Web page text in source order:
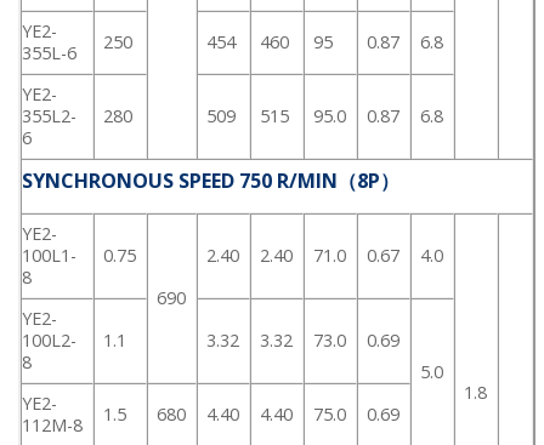
YE2-
355L-6
250 454 460 95 0.87 6.8
YE2-
355L2-
6
280 509 515 95.0 0.87 6.8
SYNCHRONOUS SPEED 750 R/MIN（8P）
YE2-
100L1-
8
0.75
690
2.40 2.40 71.0 0.67 4.0
1.8
YE2-
100L2-
8
1.1 3.32 3.32 73.0
0.69
5.0
YE2-
112M-8
1.5 680 4.40 4.40 75.0 0.69